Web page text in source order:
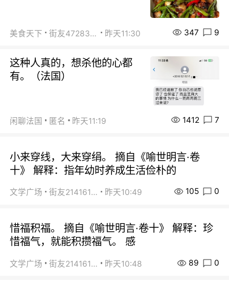
美食天下 街友472838572 昨天11:30 347 9
这种人真的，想杀他的心都
有。（法国）
闲聊法国 匿名 昨天11:19 1412 7
小来穿线，大来穿绢。 摘自《喻世明言·卷
十》 解释：指年幼时养成生活俭朴的
文学广场 街友21416156 昨天10:49 105 0
惜福积福。 摘自《喻世明言·卷十》 解释：珍
惜福气，就能积攒福气。 感
文学广场 街友21416156 昨天10:48 89 0